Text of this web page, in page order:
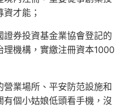
才能；
證券投資基金業協會登記的
理機構，實繳注冊資本1000
營業場所、平安防范設施和
有個小姑娘低頭看手機，沒